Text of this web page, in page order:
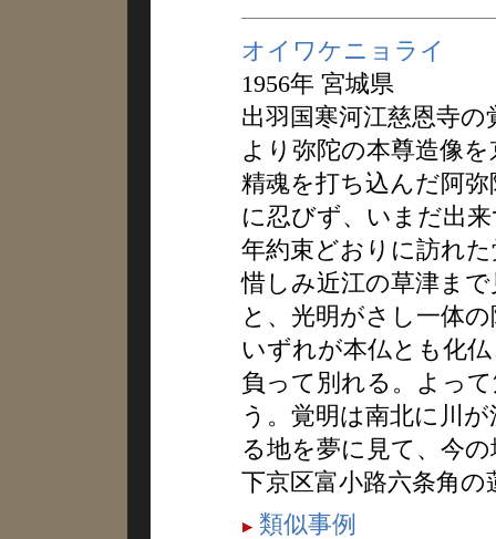
オイワケニョライ
1956年 宮城県
出羽国寒河江慈恩寺
より弥陀の本尊造像
精魂を打ち込んだ阿
に忍びず、いまだ出
年約束どおりに訪れ
惜しみ近江の草津ま
と、光明がさし一体
いずれが本仏とも化
負って別れる。よっ
う。覚明は南北に川
る地を夢に見て、今
下京区富小路六条角
類似事例